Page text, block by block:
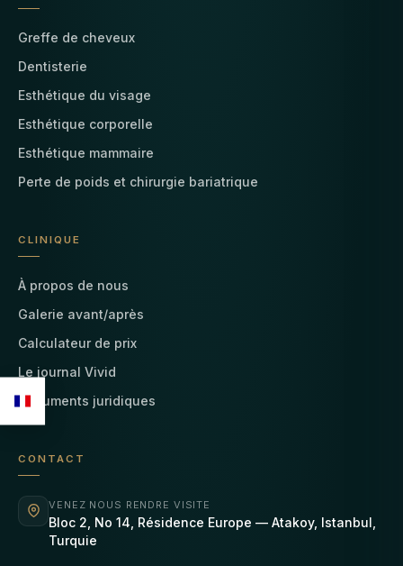
Greffe de cheveux
Dentisterie
Esthétique du visage
Esthétique corporelle
Esthétique mammaire
Perte de poids et chirurgie bariatrique
CLINIQUE
À propos de nous
Galerie avant/après
Calculateur de prix
Le journal Vivid
Documents juridiques
CONTACT
VENEZ NOUS RENDRE VISITE
Bloc 2, No 14, Résidence Europe — Atakoy, Istanbul,
Turquie